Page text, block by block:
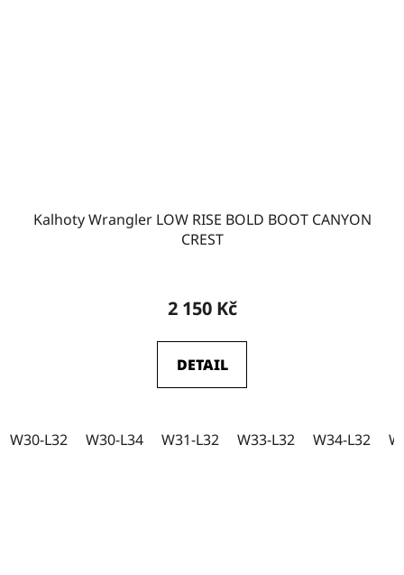
Kalhoty Wrangler LOW RISE BOLD BOOT CANYON
CREST
2 150 Kč
DETAIL
W30-L32 W30-L34 W31-L32 W33-L32 W34-L32